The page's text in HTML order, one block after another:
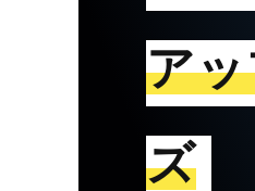
ア
ズ